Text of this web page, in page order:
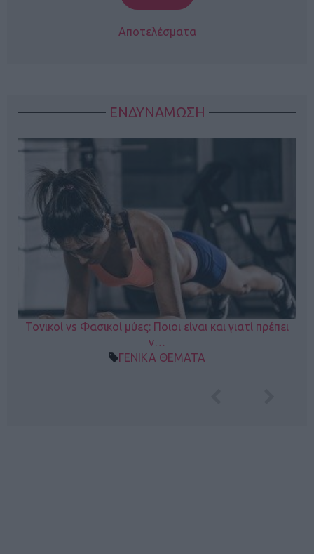
Αποτελέσματα
ΕΝΔΥΝΑΜΩΣΗ
Τονικοί vs Φασικοί μύες: Ποιοι είναι και γιατί πρέπει
ν…
ΓΕΝΙΚΑ ΘΕΜΑΤΑ